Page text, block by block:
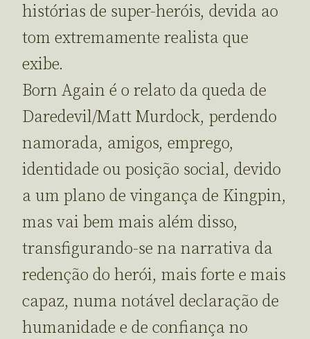
histórias de super-heróis, devida ao
tom extremamente realista que
exibe.
Born Again é o relato da queda de
Daredevil/Matt Murdock, perdendo
namorada, amigos, emprego,
identidade ou posição social, devido
a um plano de vingança de Kingpin,
mas vai bem mais além disso,
transfigurando-se na narrativa da
redenção do herói, mais forte e mais
capaz, numa notável declaração de
humanidade e de confiança no